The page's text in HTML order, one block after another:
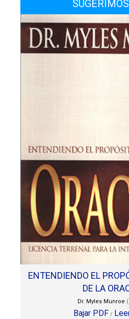
ENTENDIENDO EL
DE LA
Dr. Myles Munroe
Bajar PDF /